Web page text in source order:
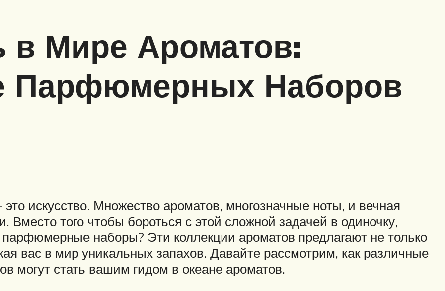
в Мире Ароматов:
Парфюмерных Наборов
искусство. Множество ароматов, многозначные ноты, и вечная
того чтобы бороться с этой сложной задачей в одиночку,
наборы? Эти коллекции ароматов предлагают не только
вас в мир уникальных запахов. Давайте рассмотрим, как различные
могут стать вашим гидом в океане ароматов.